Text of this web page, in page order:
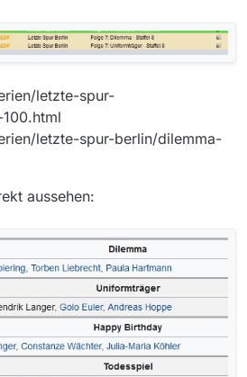
letzte-spur-
letzte-spur-berlin/dilemma-
aussehen: